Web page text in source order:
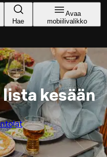
Hae
Avaa
mobiilivalikko
kesään